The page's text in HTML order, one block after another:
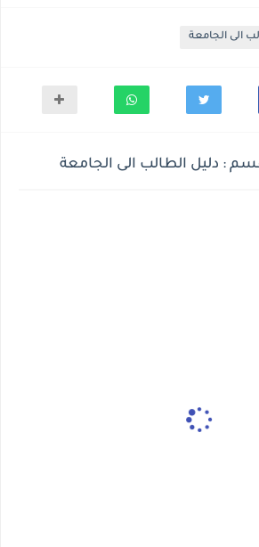
الى الجامعة
: دليل الطالب الى الجامعة